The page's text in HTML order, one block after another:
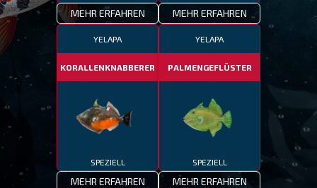
MEHR ERFAHREN MEHR ERFAHREN
YELAPA
KORALLENKNABBERER
SPEZIELL
MEHR ERFAHREN
YELAPA
PALMENGEFLÜSTER
SPEZIELL
MEHR ERFAHREN